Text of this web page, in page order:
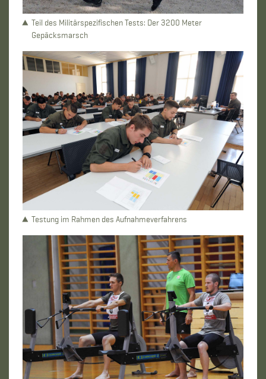
Teil des Militärspezifischen Tests: Der 3200 Meter
Gepäcksmarsch
Testung im Rahmen des Aufnahmeverfahrens